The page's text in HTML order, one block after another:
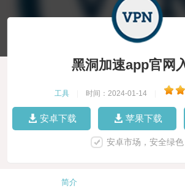
黑洞加速app官网
工具 时间：2024-01-14
安卓下载 苹果下载
安卓市场，安全绿色
简介